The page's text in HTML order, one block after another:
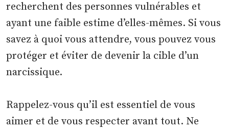
recherchent des personnes vulnérables et
ayant une faible estime d’elles-mêmes. Si vous
savez à quoi vous attendre, vous pouvez vous
protéger et éviter de devenir la cible d’un
narcissique.
Rappelez-vous qu’il est essentiel de vous
aimer et de vous respecter avant tout. Ne